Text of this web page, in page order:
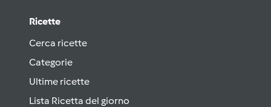
Ricette
Cerca ricette
Categorie
Ultime ricette
Lista Ricetta del giorno